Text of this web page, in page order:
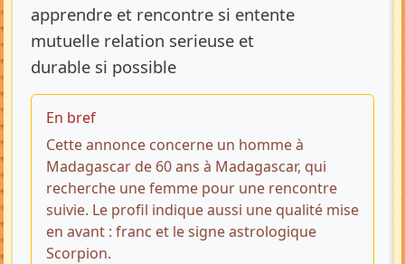
apprendre et rencontre si entente
mutuelle relation serieuse et
durable si possible
En bref
Cette annonce concerne un homme à
Madagascar de 60 ans à Madagascar, qui
recherche une femme pour une rencontre
suivie. Le profil indique aussi une qualité mise
en avant : franc et le signe astrologique
Scorpion.